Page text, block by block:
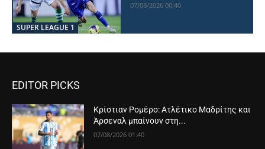
SUPER LEAGUE 1
07/08/2026 00:40
EDITOR PICKS
Κρίστιαν Ρομέρο: Ατλέτικο Μαδρίτης και
Άρσεναλ μπαίνουν στη...
07/08/2026 01:40